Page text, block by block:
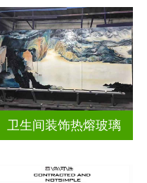
卫生间装饰热熔玻璃